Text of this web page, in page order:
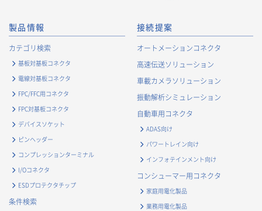
等、お客様へのサービス向上のため
・
お客様の情報管理のため
・
お客様との取引の進捗状況を管理するため
・
お客様に対してアンケートを実施するため
・
お客様からのお問合せに対して対応するため
・
マーケティング調査及び分析のため
お取引先および業務上関係する他社・団体・官公庁の方に関す
る個人情報
・
お問い合わせ対応、商談、打合せ等業務上必要な対応およ
・
契約の履行または事業上必要な取引先情報の管理のため
・
当社事業および取引に関するアンケート調査等への協力依
製品情報
カテゴリ検索
基板対基板コネクタ
電線対基板コネクタ
FPC/FFC用コネクタ
FPC対基板コネクタ
デバイスソケット
ピンヘッダー
コンプレッションターミナル
I/Oコネクタ
ESDプロテクタチップ
条件検索
接続提案
オートメーションコネクタ
高速伝送ソリューション
車載カメラソリューション
振動解析シミュレーション
自動車用コネクタ
ADAS向け
パワートレイン向け
インフォテインメント向け
コンシューマー用コネクタ
家庭用電化製品
業務用電化製品